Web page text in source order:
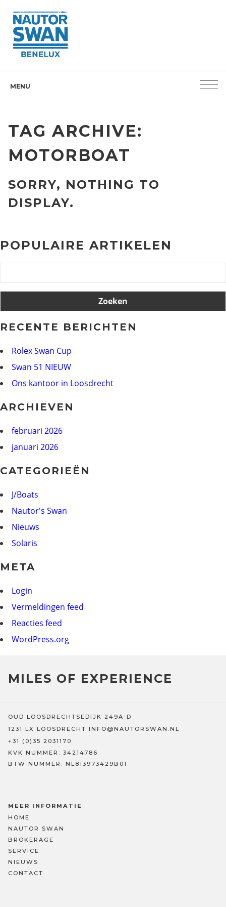
MENU
TAG ARCHIVE:
MOTORBOAT
SORRY, NOTHING TO
DISPLAY.
POPULAIRE ARTIKELEN
RECENTE BERICHTEN
Rolex Swan Cup
Swan 51 NIEUW
Ons kantoor in Loosdrecht
ARCHIEVEN
februari 2026
januari 2026
CATEGORIEËN
J/Boats
Nautor's Swan
Nieuws
Solaris
META
Login
Vermeldingen feed
Reacties feed
WordPress.org
MILES OF EXPERIENCE
OUD LOOSDRECHTSEDIJK 249A-D
1231 LX LOOSDRECHT INFO@NAUTORSWAN.NL
+31 (0)35 2031170
KVK NUMMER: 34214786
BTW NUMMER: NL813973429B01
MEER INFORMATIE
HOME
NAUTOR SWAN
BROKERAGE
SERVICE
NIEUWS
CONTACT